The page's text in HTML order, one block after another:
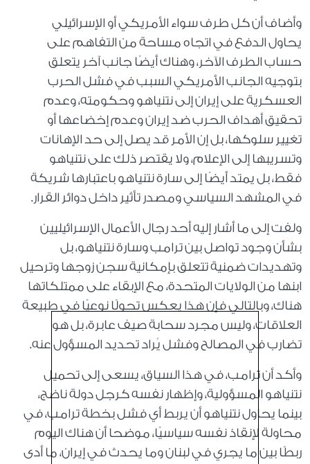
وأضاف أن كل طرف سواء الأمريكي أو الإسرائيلي
يحاول الدفع في اتجاه مساحة من التفاهم على
حساب الطرف الآخر، وهناك أيضًا جانب آخر يتعلق
بتوجيه الجانب الأمريكي السبب في فشل الحرب
العسكرية على إيران إلى نتنياهو وحكومته، وعدم
تحقيق أهداف الحرب ضد إيران وعدم إخضاعها أو
تغيير سلوكها، بل إن الأمر قد يصل إلى حد الإهانات
وتسريبها إلى الإعلام، ولا يقتصر ذلك على نتنياهو
فقط، بل يمتد أيضًا إلى سارة نتنياهو باعتبارها شريكة
في المشهد السياسي ومصدر تأثير داخل دوائر القرار.
ولفت إلى ما أشار إليه أحد رجال الأعمال الإسرائيليين
بشأن وجود تواصل بين ترامب وسارة نتنياهو، بل
وتهديدات ضمنية تتعلق بإمكانية سجن زوجها وترحيل
ابنها من الولايات المتحدة، مع الإبقاء على ممتلكاتها
هناك، وبالتالي فإن هذا يعكس تحولًا نوعيًا في طبيعة
العلاقات، وليس مجرد سحابة صيف عابرة، بل هو
تضارب في المصالح وفشل يُراد تحديد المسؤول عنه.
وأكد أن ترامب، في هذا السياق، يسعى إلى تحميل
نتنياهو المسؤولية، وإظهار نفسه كرجل دولة ناضج،
بينما يحاول نتنياهو أن يربط أي فشل بخطة ترامب، في
محاولة لإنقاذ نفسه سياسيًا، موضحا أن هناك اليوم
ربطًا بين ما يجري في لبنان وما يحدث في إيران، ما أدى